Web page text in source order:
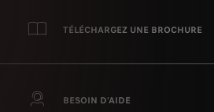
TÉLÉCHARGEZ UNE BROCHURE
BESOIN D’AIDE